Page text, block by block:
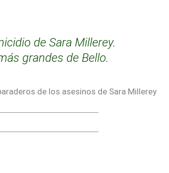
de Sara Millerey.
grandes de Bello.